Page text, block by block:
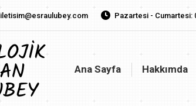
iletisim@esraulubey.com Pazartesi - Cumartesi:
Ana Sayfa Hakkımda
Ana Sayfa